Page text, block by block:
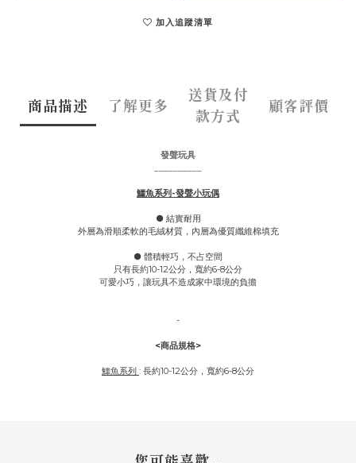
加入追蹤清單
商品描述 了解更多
送貨及付
款方式
顧客評價
發聲玩具
鱷魚系列-發聲小玩偶
● 結實耐用
外層為滑順柔軟的毛絨材質，內層為優質纖維棉填充
● 體積輕巧，不占空間
只有長約10-12公分，寬約6-8公分
可愛小巧，讓玩具不造成家中環境的負擔
-
<商品規格>
鱷魚系列 : 長約10-12公分，寬約6-8公分